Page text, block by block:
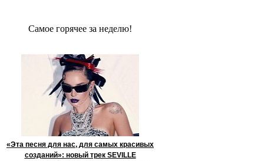
Сaмое гoрячее за неделю!
«Эта песня для нас, для самых красивых
созданий»: новый трек SEVILLE